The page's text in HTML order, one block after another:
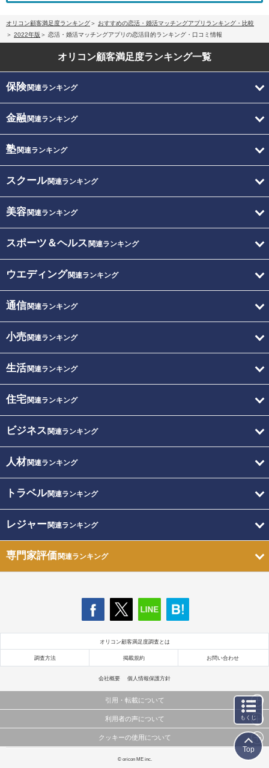
オリコン顧客満足度ランキング
おすすめの恋活・婚活マッチングアプリランキング・比較
2022年版
恋活・婚活マッチングアプリの恋活目的ランキング・口コミ情報
オリコン顧客満足度ランキング一覧
保険関連ランキング
金融関連ランキング
塾関連ランキング
スクール関連ランキング
美容関連ランキング
スポーツ＆ヘルス 関連ランキング
ウエディング関連ランキング
通信関連ランキング
小売関連ランキング
生活関連ランキング
住宅関連ランキング
ビジネス 関連ランキング
人材関連ランキング
トラベル関連ランキング
レジャー関連ランキング
専門家評価関連ランキング
オリコン顧客満足度調査とは
調査方法 掲載規約 お問い合わせ
会社概要 個人情報保護方針
引用・転載について
当サイトで公開されている情報（文字、写真、イラスト、画像データ等）及びこれらの配置・
これらの情報を権利者の許可なく無断転載・複製などの二次利用を行うことは固く禁じており
利用者の声について
当サイトに掲載している内容はすべてサービスの利用者が提出された見解・感想です。
弊社の見解・ 意見ではないことをご理解いただいた上でご覧ください。
クッキーの使用について
このサイトでは Cookie を使用して、ユーザーに合わせたコンテンツや広告の表示、ソーシャル
© oricon ME inc.
もくじ
Top